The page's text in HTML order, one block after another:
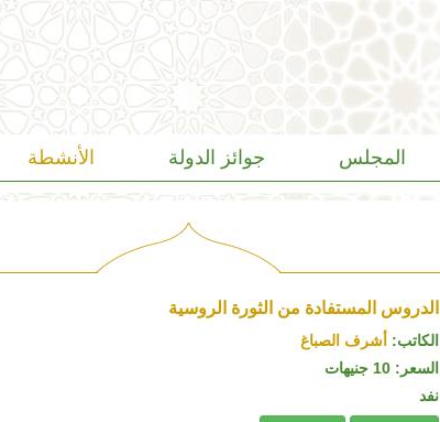
المجلس جوائز الدولة الأنشطة
الدروس المستفادة من الثورة الروسية
الكاتب: أشرف الصباغ
السعر: 10 جنيهات
نفد